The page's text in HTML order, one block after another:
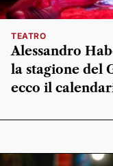
TEATRO
Alessandro
la stagione del
ecco il